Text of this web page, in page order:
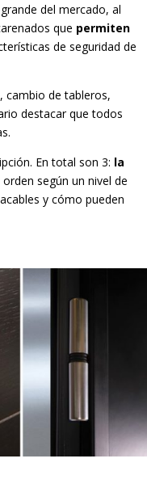
del mercado, al
que permiten
de seguridad de
cambio de tableros,
destacar que todos
En total son 3: la
según un nivel de
y cómo pueden